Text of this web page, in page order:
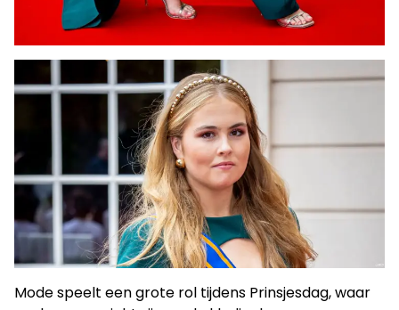
Mode speelt een grote rol tijdens Prinsjesdag, waar